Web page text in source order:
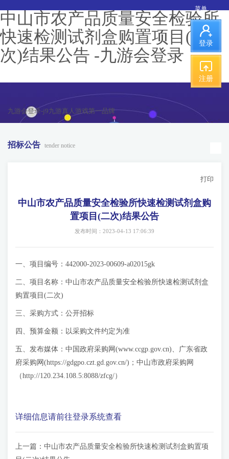
中山市农产品质量安全检验所
快速检测试剂盒购置项目(二
次)结果公告 -九游会登录
九游会登录-j9九游真人游戏第一品牌
菜单
登录
注册
招标公告 tender notice
打印
中山市农产品质量安全检验所快速检测试剂盒购
置项目(二次)结果公告
发布时间：2023-04-13 17:06:39
一、项目编号：442000-2023-00609-a02015gk
二、项目名称：中山市农产品质量安全检验所快速检测试剂盒
购置项目(二次)
三、采购方式：公开招标
四、预算金额：以采购文件约定为准
五、发布媒体：中国政府采购网(www.ccgp.gov.cn)、广东省政
府采购网(https://gdgpo.czt.gd.gov.cn/)；中山市政府采购网
（http://120.234.108.5:8088/zfcg/）
详细信息请前往登录系统查看
上一篇： 中山市农产品质量安全检验所快速检测试剂盒购置项